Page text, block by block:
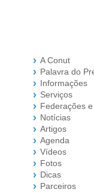
A Conut
Palavra do
Informações
Serviços
Federações
Notícias
Artigos
Agenda
Vídeos
Fotos
Dicas
Parceiros